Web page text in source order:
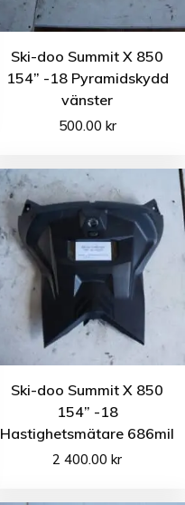
Ski-doo Summit X 850
154” -18 Pyramidskydd
vänster
500.00 kr
Ski-doo Summit X 850
154” -18
Hastighetsmätare 686mil
2 400.00kr